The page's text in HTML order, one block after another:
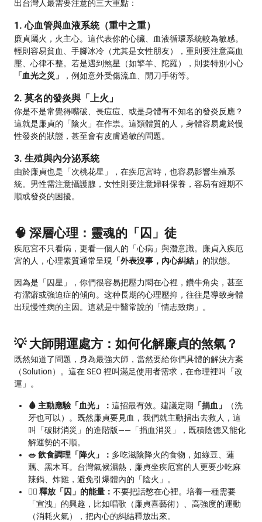
出台灣人最需要注意的三大重點：
1. 心血管與血液系統（重中之重）
廉貞屬火，火主心。這代表你的心臟、血液循環系統較為敏感。
輕則容易貧血、手腳冰冷（尤其是女性朋友），重則要注意高血
壓、心律不整。若是遇到煞星（如擎羊、陀羅），則要特別小心
「血光之災」
，例如意外受傷流血、開刀手術等。
2. 莫名的發炎與「上火」
你是不是常覺得嘴破、長痘痘、或是身體有不知名的發炎反應？
這就是廉貞的「陰火」在作祟。這類體質的人，身體容易處於慢
性發炎的狀態，甚至會有皮膚過敏的問題。
3. 生殖與內分泌系統
由於廉貞也是「次桃花星」，在疾厄宮時，也容易影響生殖系
統。男性需注意攝護腺，女性則要注意婦科保養，容易有經期不
順或發炎的困擾。
🧠 深層心理：靈魂的「囚」徒
疾厄宮不只看病，更看一個人的「心病」與潛意識。廉貞入疾厄
宮的人，心理素質通常呈現
「外表沒事，內心糾結」 的狀態。
因為是「囚星」，你們很容易把壓力悶在心裡，鑽牛角尖，甚至
有潔癖或強迫症的傾向。这种長期的心理壓抑，往往是導致身體
出現慢性病的主因。這就是中醫常說的「情志致病」。
💡 大師開運處方：如何化解廉貞的煞氣？
既然知道了問題，身為最強大師，當然要給你們具體的解決方案
（Solution）。這在 SEO 裡叫滿足使用者需求，在命理裡叫「改
運」。
🩸 主動應驗「血光」： 這招最有效。建議定期 「捐血」
（洗
牙也可以）。既然廉貞要見血，我們就主動捐出去救人，這
叫「破財消災」的進階版——「捐血消災」，既積陰德又能化
解運勢的不順。
🥗 飲食調理「降火」： 多吃滋陰降火的食物，如綠豆、蓮
藕、黑木耳。台灣氣候濕熱，廉貞坐疾厄宮的人更要少吃麻
辣鍋、炸雞，避免引爆體內的「陰火」。
🧘‍♂️ 釋放「囚」的能量： 不要把話憋在心裡。培養一種需要
「宣洩」的興趣，比如唱歌（廉貞喜藝術）、高強度的運動
（消耗火氣），把內心的糾結釋放出來。